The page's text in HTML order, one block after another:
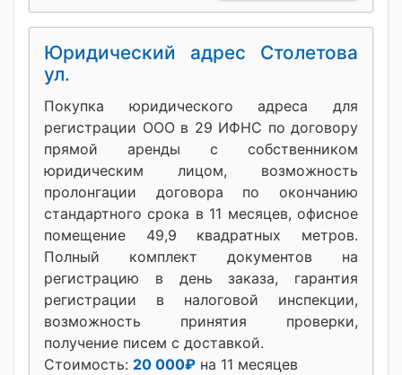
Юридический адрес Столетова
ул.
Покупка юридического адреса для
регистрации ООО в 29 ИФНС по договору
прямой аренды с собственником
юридическим лицом, возможность
пролонгации договора по окончанию
стандартного срока в 11 месяцев, офисное
помещение 49,9 квадратных метров.
Полный комплект документов на
регистрацию в день заказа, гарантия
регистрации в налоговой инспекции,
возможность принятия проверки,
получение писем с доставкой.
Стоимость: 20 000₽ на 11 месяцев